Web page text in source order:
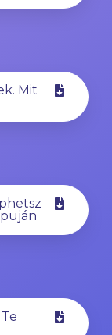
Mit